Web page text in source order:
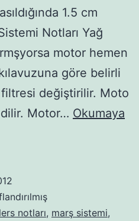
1.5 cm
Notları Yağ
motor hemen
göre belirli
değiştirilir. Moto
Motor… Okumaya
notları, marş sistemi,